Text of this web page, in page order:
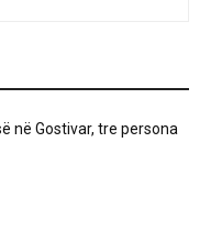
në Gostivar, tre persona